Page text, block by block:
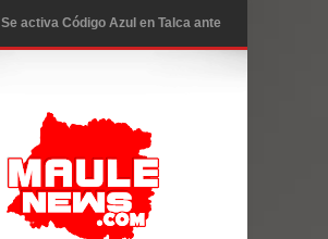
Se activa Código Azul en Talca ante
GORE Maule figura tercero a nivel
nacional en gasto por viajes y
traslados con $133 millones